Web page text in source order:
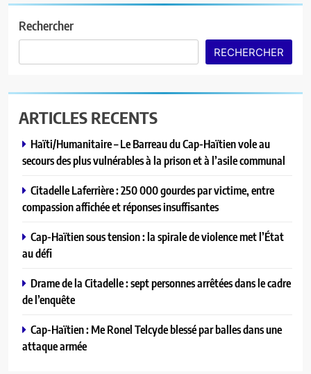
Rechercher
RECHERCHER
ARTICLES RECENTS
Haïti/Humanitaire – Le Barreau du Cap-Haïtien vole au
secours des plus vulnérables à la prison et à l’asile communal
Citadelle Laferrière : 250 000 gourdes par victime, entre
compassion affichée et réponses insuffisantes
Cap-Haïtien sous tension : la spirale de violence met l’État
au défi
Drame de la Citadelle : sept personnes arrêtées dans le cadre
de l’enquête
Cap-Haïtien : Me Ronel Telcyde blessé par balles dans une
attaque armée